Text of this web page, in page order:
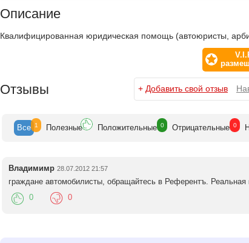
Описание
Квалифицированная юридическая помощь (автоюристы,
Отзывы + Добавить свой отзыв
Все 1 Полезные Положительные 0 Отрицательные 0
Владимимр 28.07.2012 21:57
граждане автомобилисты, обращайтесь в Референтъ. Реальная
0 0